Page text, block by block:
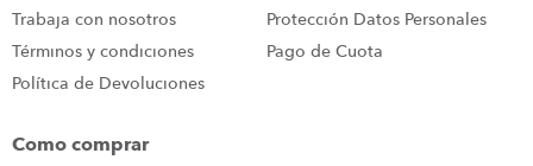
Trabaja con nosotros
Términos y condiciones
Política de Devoluciones
Protección Datos Personales
Pago de Cuota
Como comprar